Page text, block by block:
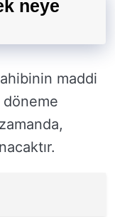
neye
maddi